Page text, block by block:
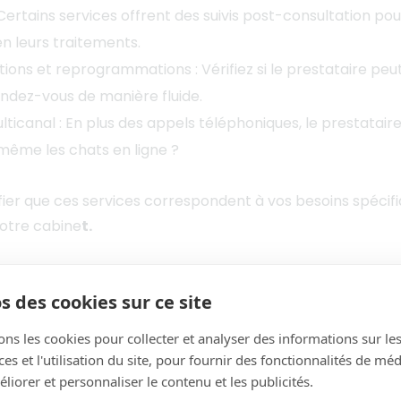
des cookies sur ce site
les cookies pour collecter et analyser des informations sur les
et l'utilisation du site, pour fournir des fonctionnalités de
et personnaliser le contenu et les publicités.
services offrent des suivis post-consultation
leurs traitements.
et reprogrammations : Vérifiez si le prestataire
vous de manière fluide.
: En plus des appels téléphoniques, le
les chats en ligne ?
que ces services correspondent à vos besoins
cabinet.
la formation des
?
est un facteur déterminant pour garantir